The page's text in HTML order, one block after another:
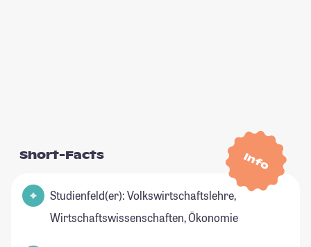
Info
Short-Facts
Studienfeld(er): Volkswirtschaftslehre,
Wirtschaftswissenschaften, Ökonomie